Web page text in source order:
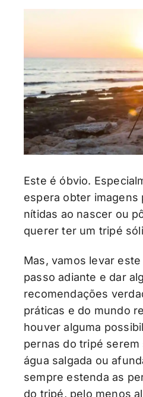
Este é óbvio.
espera obter imagens
nítidas ao nascer ou
querer ter um tripé
Mas, vamos levar
passo adiante e dar
recomendações
práticas e do mundo
houver alguma
pernas do tripé serem
água salgada ou
sempre estenda as
do tripé, pelo menos